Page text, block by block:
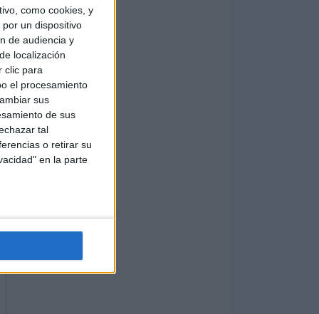
como cookies, y
un dispositivo
de audiencia y
localización
clic para
el procesamiento
sus
de sus
tal
o retirar su
en la parte